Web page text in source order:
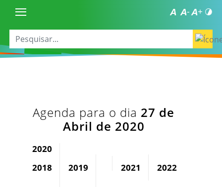
Agenda para o dia 27 de
Abril de 2020
2020
2018
2019 2021 2022